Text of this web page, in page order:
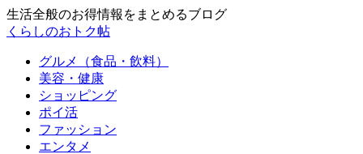
生活全般のお得情報をまとめるブログ
くらしのおトク帖
グルメ（食品・飲料）
美容・健康
ショッピング
ポイ活
ファッション
エンタメ